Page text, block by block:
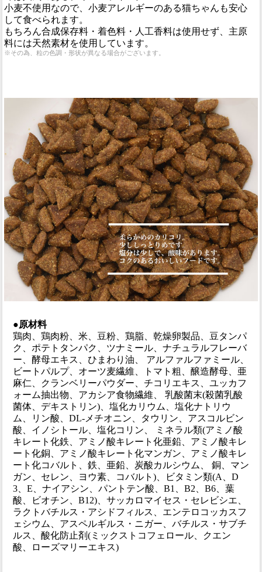
小麦不使用なので、小麦アレルギーのある猫ちゃんも安心
して食べられます。
もちろん合成保存料・着色料・人工香料は使用せず、主原
料には天然素材を使用しています。
※その為、粒の色調・形状が異なる場合がございます。
●原材料
鶏肉、鶏肉粉、米、豆粉、鶏脂、乾燥卵製品、豆タンパ
ク、ポテトタンパク、ツナミール、ナチュラルフレーバ
ー、酵母エキス、ひまわり油、 アルファルファミール、
ビートパルプ、オーツ麦繊維、トマト粗、醸造酵母、亜
麻仁、クランベリーパウダー、チコリエキス、ユッカフ
ォーム抽出物、アカシア食物繊維、 乳酸菌末(殺菌乳酸
菌体、デキストリン)、塩化カリウム、塩化ナトリウ
ム、リン酸、DL-メチオニン、タウリン、アスコルビン
酸、イノシトール、塩化コリン、 ミネラル類(アミノ酸
キレート化鉄、アミノ酸キレート化亜鉛、アミノ酸キレ
ート化銅、アミノ酸キレート化マンガン、アミノ酸キレ
ート化コバルト、鉄、亜鉛、炭酸カルシウム、 銅、マン
ガン、セレン、ヨウ素、コバルト)、ビタミン類(A、D
3、E、ナイアシン、パントテン酸、B1、B2、B6、葉
酸、ビオチン、B12)、サッカロマイセス・セレビシエ、
ラクトバチルス・アシドフィルス、エンテロコッカスフ
ェシウム、アスペルギルス・ニガー、バチルス・サブチ
ルス、酸化防止剤(ミックストコフェロール、クエン
酸、ローズマリーエキス)